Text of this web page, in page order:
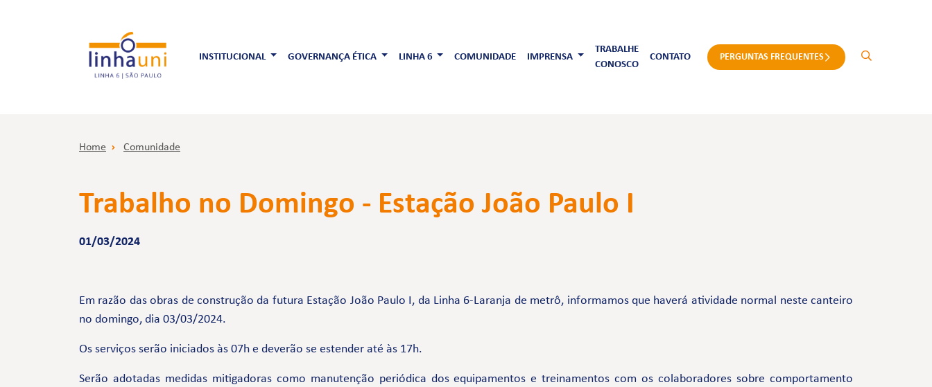
INSTITUCIONAL GOVERNANÇA ÉTICA LINHA 6 COMUNIDADE IMPRENSA
TRABALHE
CONOSCO
CONTATO PERGUNTAS FREQUENTES
Home Comunidade
Trabalho no Domingo - Estação João Paulo I
01/03/2024
Em razão das obras de construção da futura Estação João Paulo I, da Linha 6-Laranja de metrô, informamos que haverá atividade normal neste canteiro
no domingo, dia 03/03/2024.
Os serviços serão iniciados às 07h e deverão se estender até às 17h.
Serão adotadas medidas mitigadoras como manutenção periódica dos equipamentos e treinamentos com os colaboradores sobre comportamento